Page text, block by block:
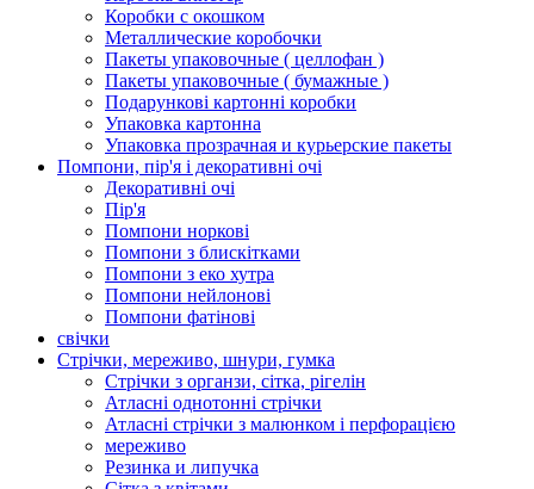
Коробки с окошком
Металлические коробочки
Пакеты упаковочные ( целлофан )
Пакеты упаковочные ( бумажные )
Подарункові картонні коробки
Упаковка картонна
Упаковка прозрачная и курьерские пакеты
Помпони, пір'я і декоративні очі
Декоративні очі
Пір'я
Помпони норкові
Помпони з блискітками
Помпони з еко хутра
Помпони нейлонові
Помпони фатінові
свічки
Стрічки, мереживо, шнури, гумка
Стрічки з органзи, сітка, рігелін
Атласні однотонні стрічки
Атласні стрічки з малюнком і перфорацією
мереживо
Резинка и липучка